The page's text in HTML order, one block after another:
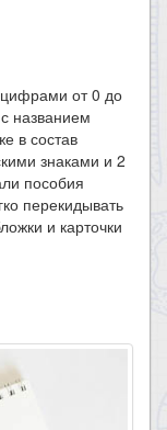
цифрами от 0 до
названием
в состав
знаками и 2
пособия
перекидывать
и карточки